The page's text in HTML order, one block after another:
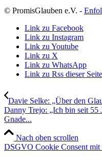
© PromisGlauben e.V. -
Link zu Facebook
Link zu Instagram
Link zu Youtube
Link zu X
Link zu WhatsApp
Link zu Rss dieser Seite
Davie Selke: „Über den
Danny Trejo: „Ich bin seit 55
Gnade...
Nach oben scrollen
DSGVO Cookie Consent mit